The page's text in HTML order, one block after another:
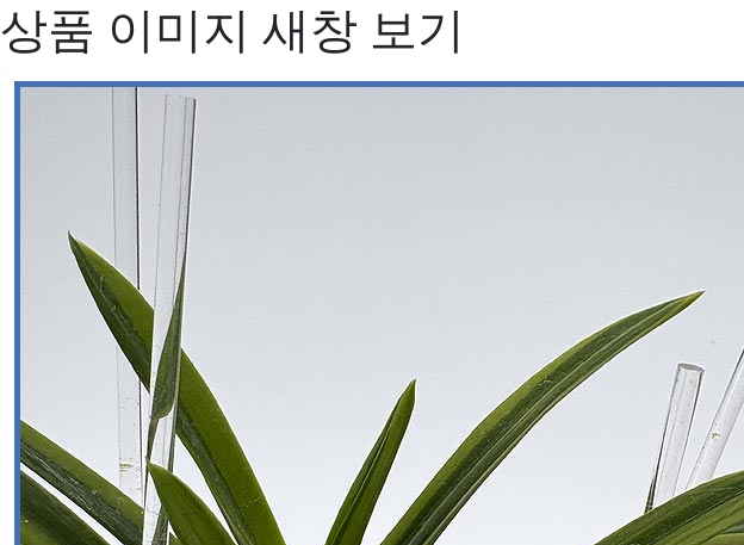
상품 이미지 새창 보기